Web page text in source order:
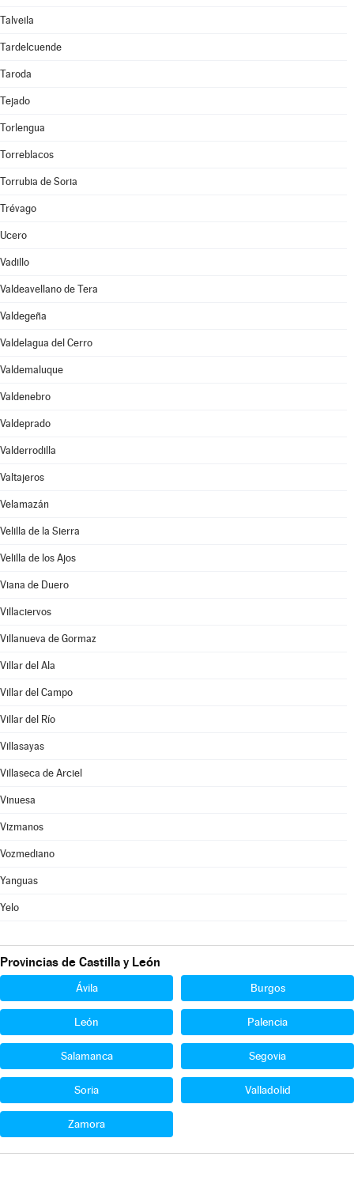
Talveila
Tardelcuende
Taroda
Tejado
Torlengua
Torreblacos
Torrubia de Soria
Trévago
Ucero
Vadillo
Valdeavellano de Tera
Valdegeña
Valdelagua del Cerro
Valdemaluque
Valdenebro
Valdeprado
Valderrodilla
Valtajeros
Velamazán
Velilla de la Sierra
Velilla de los Ajos
Viana de Duero
Villaciervos
Villanueva de Gormaz
Villar del Ala
Villar del Campo
Villar del Río
Villasayas
Villaseca de Arciel
Vinuesa
Vizmanos
Vozmediano
Yanguas
Yelo
Provincias de Castilla y León
Ávila Burgos
León Palencia
Salamanca Segovia
Soria Valladolid
Zamora